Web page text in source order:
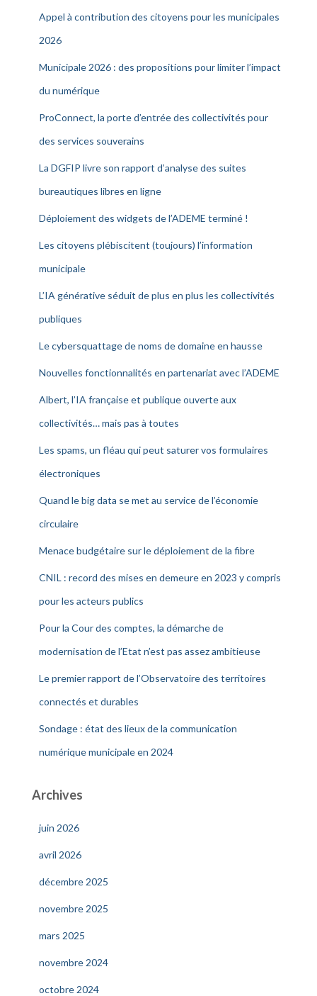
Appel à contribution des citoyens pour les municipales
2026
Municipale 2026 : des propositions pour limiter l’impact
du numérique
ProConnect, la porte d’entrée des collectivités pour
des services souverains
La DGFIP livre son rapport d’analyse des suites
bureautiques libres en ligne
Déploiement des widgets de l’ADEME terminé !
Les citoyens plébiscitent (toujours) l’information
municipale
L’IA générative séduit de plus en plus les collectivités
publiques
Le cybersquattage de noms de domaine en hausse
Nouvelles fonctionnalités en partenariat avec l’ADEME
Albert, l’IA française et publique ouverte aux
collectivités… mais pas à toutes
Les spams, un fléau qui peut saturer vos formulaires
électroniques
Quand le big data se met au service de l’économie
circulaire
Menace budgétaire sur le déploiement de la fibre
CNIL : record des mises en demeure en 2023 y compris
pour les acteurs publics
Pour la Cour des comptes, la démarche de
modernisation de l’Etat n’est pas assez ambitieuse
Le premier rapport de l’Observatoire des territoires
connectés et durables
Sondage : état des lieux de la communication
numérique municipale en 2024
Archives
juin 2026
avril 2026
décembre 2025
novembre 2025
mars 2025
novembre 2024
octobre 2024